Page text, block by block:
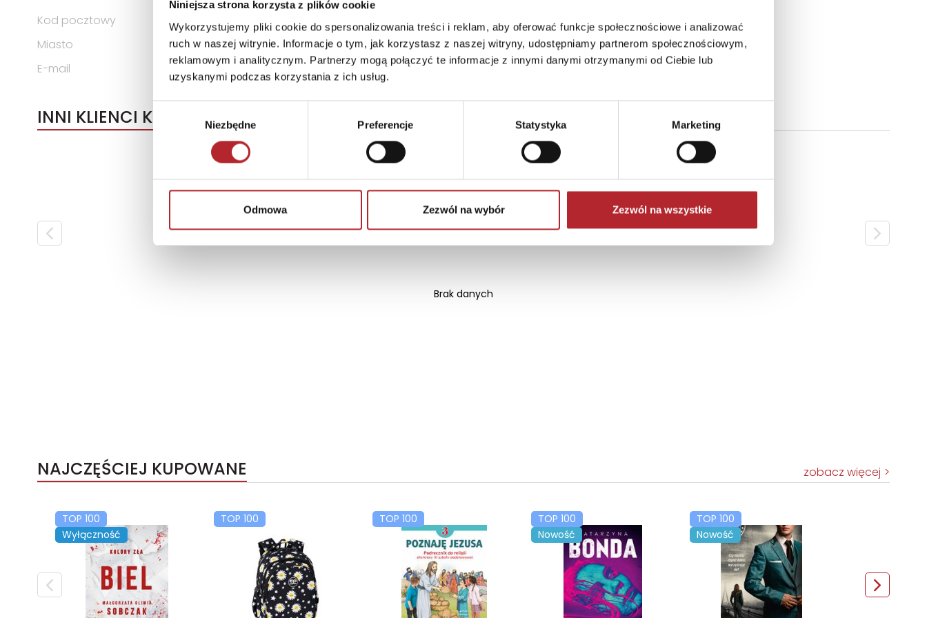
Niniejsza strona korzysta z plików cookie
Wykorzystujemy pliki cookie do spersonalizowania treści i reklam, aby oferować funkcje społecznościowe i analizować
ruch w naszej witrynie. Informacje o tym, jak korzystasz z naszej witryny, udostępniamy partnerom społecznościowym,
reklamowym i analitycznym. Partnerzy mogą połączyć te informacje z innymi danymi otrzymanymi od Ciebie lub
uzyskanymi podczas korzystania z ich usług.
Niezbędne Preferencje Statystyka Marketing
Odmowa Zezwól na wybór Zezwól na wszystkie
Kod pocztowy
80-209
Miasto
Chwaszczyno
E-mail
alexander@alexander.com.pl
INNI KLIENCI KUPOWALI
Brak danych
NAJCZĘŚCIEJ KUPOWANE zobacz więcej
TOP 100
Wyłączność
TOP 100 TOP 100
TOP 100
Nowość
TOP 100
Nowość